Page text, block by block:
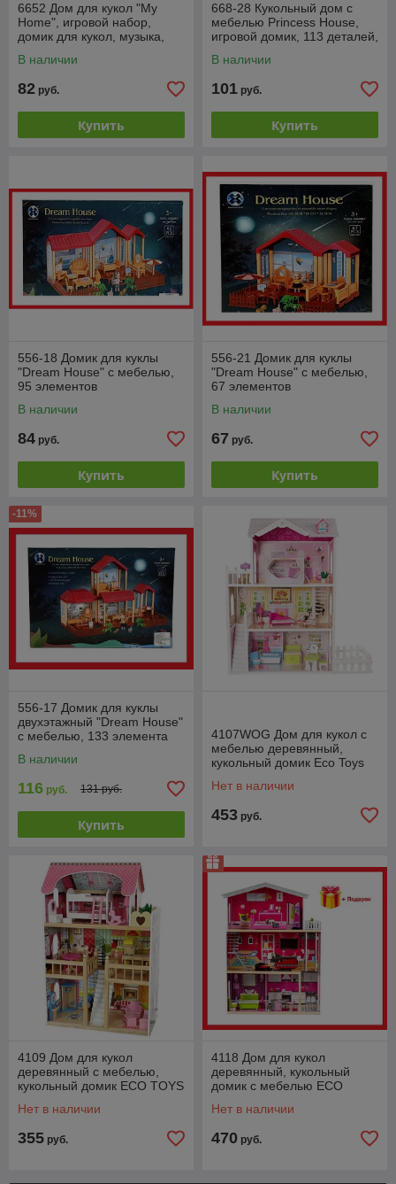
6652 Дом для кукол "My
Home", игровой набор,
домик для кукол, музыка,
В наличии
82 руб.
Купить
668-28 Кукольный дом с
мебелью Princess House,
игровой домик, 113 деталей,
В наличии
101 руб.
Купить
556-18 Домик для куклы
"Dream House" с мебелью,
95 элементов
В наличии
84 руб.
Купить
556-21 Домик для куклы
"Dream House" с мебелью,
67 элементов
В наличии
67 руб.
Купить
-11%
556-17 Домик для куклы
двухэтажный "Dream House"
с мебелью, 133 элемента
В наличии
116 руб. 131 руб.
Купить
4107WOG Дом для кукол с
мебелью деревянный,
кукольный домик Eco Toys
Нет в наличии
453 руб.
4109 Дом для кукол
деревянный с мебелью,
кукольный домик ECO TOYS
Нет в наличии
355 руб.
4118 Дом для кукол
деревянный, кукольный
домик с мебелью ECO
Нет в наличии
470 руб.